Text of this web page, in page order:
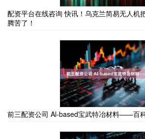
配资平台在线咨询 快讯！乌克兰简易无人机
腾苦了！
前三配资公司 Al-based宝武特冶材料——百